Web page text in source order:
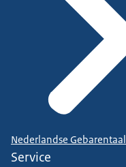
Nederlandse Gebarentaal
Service